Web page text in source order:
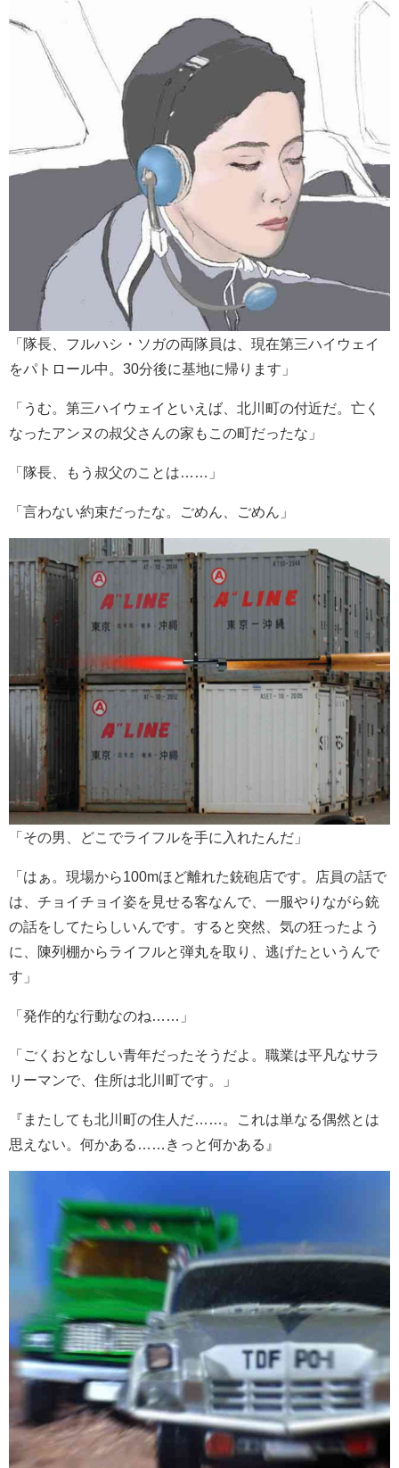
「隊長、フルハシ・ソガの両隊員は、現在第三ハイウェイ
をパトロール中。30分後に基地に帰ります」
「うむ。第三ハイウェイといえば、北川町の付近だ。亡く
なったアンヌの叔父さんの家もこの町だったな」
「隊長、もう叔父のことは……」
「言わない約束だったな。ごめん、ごめん」
「その男、どこでライフルを手に入れたんだ」
「はぁ。現場から100mほど離れた銃砲店です。店員の話で
は、チョイチョイ姿を見せる客なんで、一服やりながら銃
の話をしてたらしいんです。すると突然、気の狂ったよう
に、陳列棚からライフルと弾丸を取り、逃げたというんで
す」
「発作的な行動なのね……」
「ごくおとなしい青年だったそうだよ。職業は平凡なサラ
リーマンで、住所は北川町です。」
『またしても北川町の住人だ……。これは単なる偶然とは
思えない。何かある……きっと何かある』